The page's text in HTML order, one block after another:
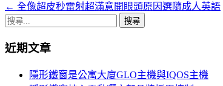
文
章
導
← 全像超皮秒雷射超滿意開眼頭原因選隨成人英語
搜
關
近期文章
隱形鐵窗是公寓大廈GLO主機與IQOS主機